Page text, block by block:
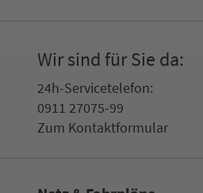
Wir sind für Sie da:
24h-Ser­vice­te­le­fon:
0911 27075-99
Zum Kon­taktformular